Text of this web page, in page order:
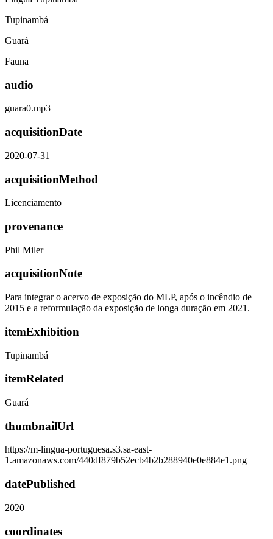
Tupinambá
Guará
Fauna
audio
guara0.mp3
acquisitionDate
2020-07-31
acquisitionMethod
Licenciamento
provenance
Phil Miler
acquisitionNote
Para integrar o acervo de exposição do MLP, após o incêndio de
2015 e a reformulação da exposição de longa duração em 2021.
itemExhibition
Tupinambá
itemRelated
Guará
thumbnailUrl
https://m-lingua-portuguesa.s3.sa-east-
1.amazonaws.com/440df879b52ecb4b2b288940e0e884e1.png
datePublished
2020
coordinates